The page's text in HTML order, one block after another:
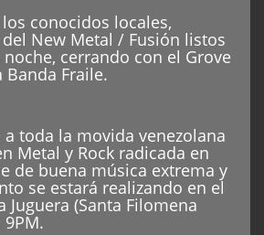
los conocidos locales,
New Metal / Fusión listos
cerrando con el Grove
Banda Fraile.
toda la movida venezolana
Metal y Rock radicada en
de buena música extrema y
se estará realizando en el
Juguera (Santa Filomena
9PM.